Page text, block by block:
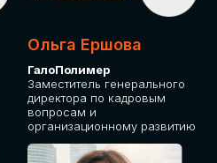
Ольга Ершова
ГалоПолимер
Заместитель генерального
директора по кадровым
вопросам и
организационному развитию